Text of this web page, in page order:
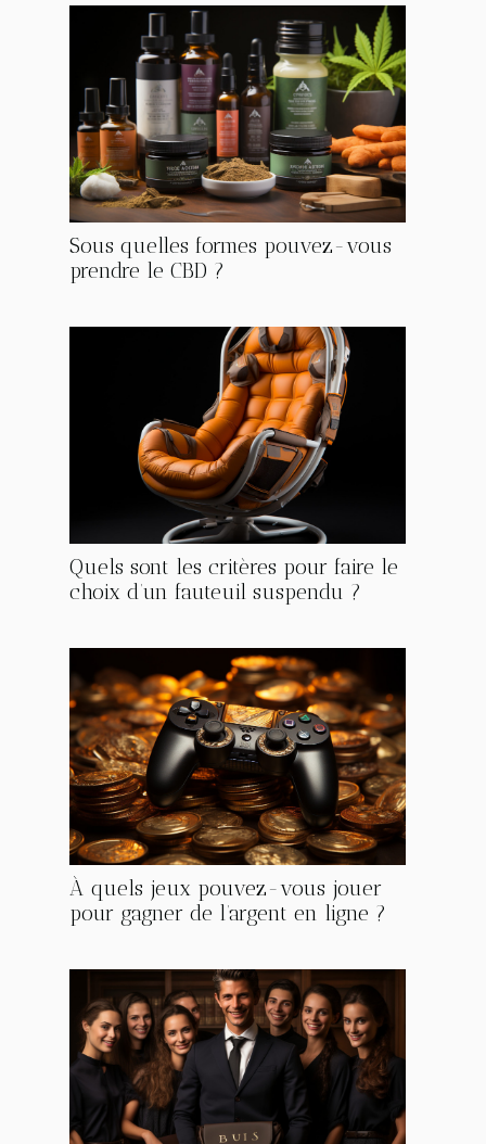
Sous quelles formes pouvez-vous
prendre le CBD ?
Quels sont les critères pour faire le
choix d’un fauteuil suspendu ?
À quels jeux pouvez-vous jouer
pour gagner de l’argent en ligne ?